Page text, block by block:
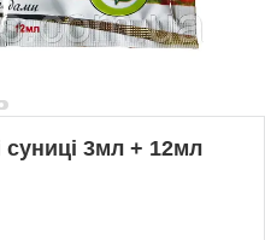
суниці 3мл + 12мл